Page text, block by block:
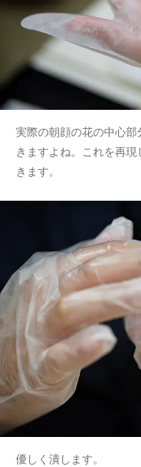
実際の朝顔の花の中心
きますよね。これを再
きます。
優しく潰します。